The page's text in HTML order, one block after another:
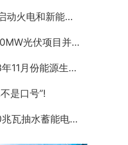
甘肃电投：在建和启动火电和新能源项目规模11GW 总资产达880亿元!
大唐兴海大基地500MW光伏项目并网!
国家统计局：2023年11月份能源生产情况!
是口号”!
东方电机获4台300兆瓦抽水蓄能电站机组订单!